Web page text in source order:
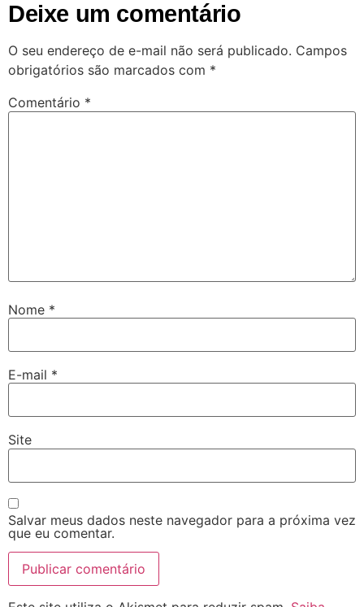
Deixe um comentário
O seu endereço de e-mail não será publicado. Campos
obrigatórios são marcados com *
Comentário *
Nome *
E-mail *
Site
Salvar meus dados neste navegador para a próxima vez
que eu comentar.